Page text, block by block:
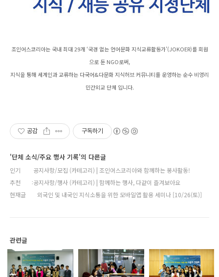
조인어스코리아는 국내 최대 29개 ‘국경 없는 언어문화 지식교류활동가’(JOKOER)를 회원
으로 둔 NGO로써,
지식을 통해 세계인과 교류하는 다국어&다문화 지식허브 커뮤니티를 운영하는 순수 비영리
민간외교 단체 입니다.
공감 구독하기
'단체 소식/주요 행사 기록'의 다른글
인기
공지사항/모집 (카테고리) | 조인어스코리아와 함께하는 봉사활동!
추천
공지사항/행사 (카테고리) | 함께하는 행사, 다같이 즐겨보아요
현재글
외국인 및 내국인 지식소통을 위한 모바일앱 활용 세미나 [10/26(토)]
관련글